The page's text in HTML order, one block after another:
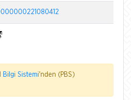
Bilgi Sistemi'nden (PBS)